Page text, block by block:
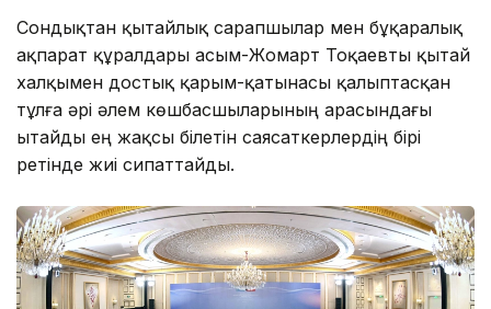
Сондықтан қытайлық сарапшылар мен бұқаралық
ақпарат құралдары Қасым-Жомарт Тоқаевты қытай
халқымен достық қарым-қатынасы қалыптасқан
тұлға әрі әлем көшбасшыларының арасындағы
Қытайды ең жақсы білетін саясаткерлердің бірі
ретінде жиі сипаттайды.